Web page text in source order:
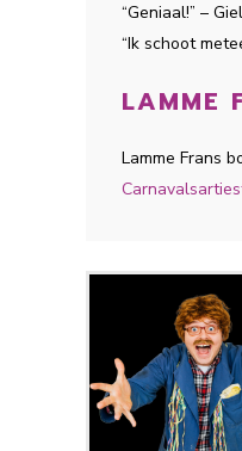
“Geniaal!” –
“Ik schoot
LAMME
Lamme Frans